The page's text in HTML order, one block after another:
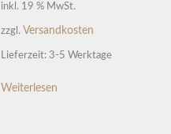
inkl. 19 % MwSt.
zzgl. Versandkosten
Lieferzeit:3-5 Werktage
Weiterlesen